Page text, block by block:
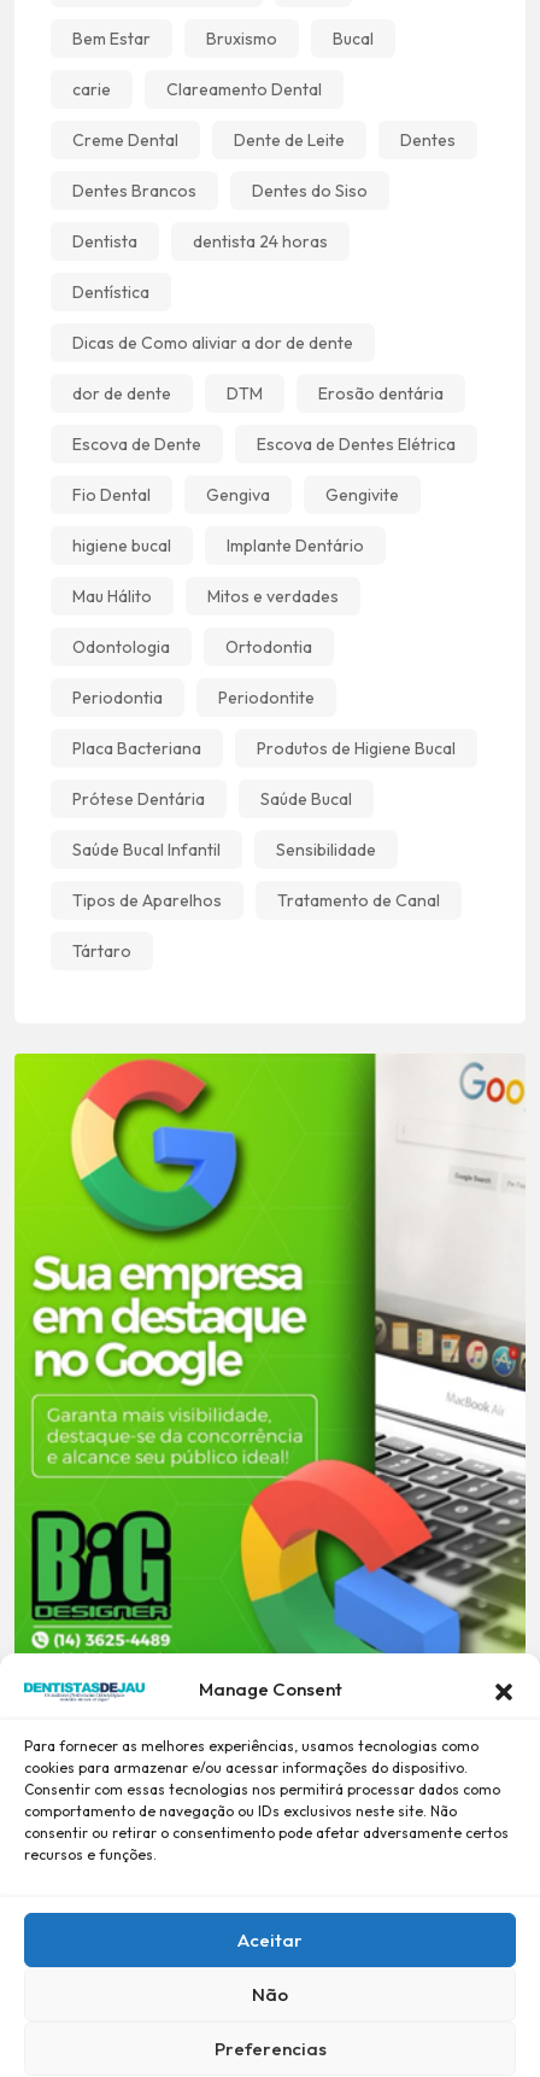
Manage Consent
Para fornecer as melhores experiências, usamos tecnologias como
cookies para armazenar e/ou acessar informações do dispositivo.
Consentir com essas tecnologias nos permitirá processar dados como
comportamento de navegação ou IDs exclusivos neste site. Não
consentir ou retirar o consentimento pode afetar adversamente certos
recursos e funções.
Aceitar
Não
Preferencias
Bem Estar Bruxismo Bucal
carie Clareamento Dental
Creme Dental Dente de Leite Dentes
Dentes Brancos Dentes do Siso
Dentista dentista 24 horas
Dentística
Dicas de Como aliviar a dor de dente
dor de dente DTM Erosão dentária
Escova de Dente Escova de Dentes Elétrica
Fio Dental Gengiva Gengivite
higiene bucal Implante Dentário
Mau Hálito Mitos e verdades
Odontologia Ortodontia
Periodontia Periodontite
Placa Bacteriana Produtos de Higiene Bucal
Prótese Dentária Saúde Bucal
Saúde Bucal Infantil Sensibilidade
Tipos de Aparelhos Tratamento de Canal
Tártaro
Desde 2001, Confiança e Credibilidade -